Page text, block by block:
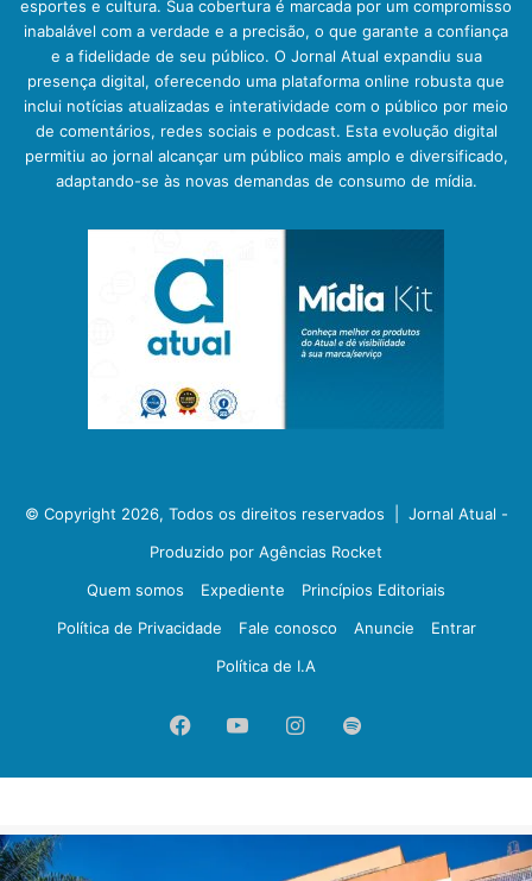
esportes e cultura. Sua cobertura é marcada por um compromisso
inabalável com a verdade e a precisão, o que garante a confiança
e a fidelidade de seu público. O Jornal Atual expandiu sua
presença digital, oferecendo uma plataforma online robusta que
inclui notícias atualizadas e interatividade com o público por meio
de comentários, redes sociais e podcast. Esta evolução digital
permitiu ao jornal alcançar um público mais amplo e diversificado,
adaptando-se às novas demandas de consumo de mídia.
© Copyright 2026, Todos os direitos reservados | Jornal Atual -
Produzido por Agências Rocket
Quem somos
Expediente
Princípios Editoriais
Política de Privacidade
Fale conosco Anuncie
Entrar
Política de I.A
FacebookYouTubeInstagram
Spotify